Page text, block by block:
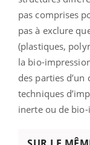
pas comprises
pas à exclure
(plastiques,
la bio-
des parties
techniques
inerte ou de